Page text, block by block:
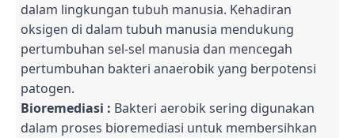
dalam lingkungan tubuh manusia. Kehadiran
oksigen di dalam tubuh manusia mendukung
pertumbuhan sel-sel manusia dan mencegah
pertumbuhan bakteri anaerobik yang berpotensi
patogen.
Bioremediasi : Bakteri aerobik sering digunakan
dalam proses bioremediasi untuk membersihkan